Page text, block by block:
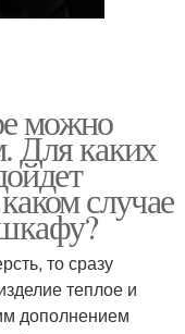
можно
Для каких
случае
то сразу
теплое и
дополнением